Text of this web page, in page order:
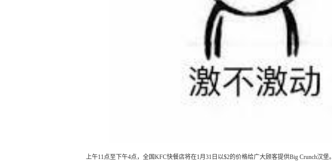
上午11点至下午4点，全国KFC快餐店将在1月31日以$2的价格给广大顾客提供Big Crunch汉堡。